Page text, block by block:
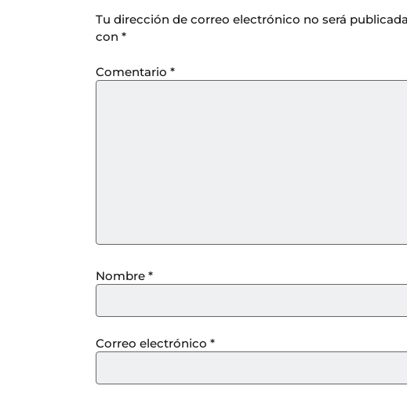
Tu dirección de correo electrónico no será
con *
Comentario *
Nombre *
Correo electrónico *